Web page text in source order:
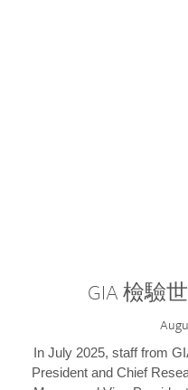
GIA 檢驗
In July 2025, staff from
President and Chief